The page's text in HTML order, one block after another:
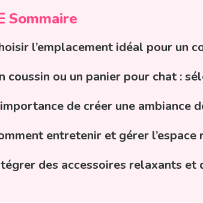
Sommaire
l’emplacement idéal pour un
coussin ou un panier pour chat :
de créer une
entretenir et gérer
des accessoires relaxants